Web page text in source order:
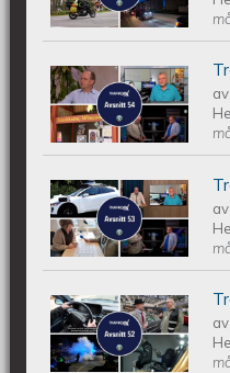
Trafikdax av
Trafikdax - av
Trafikdax - av